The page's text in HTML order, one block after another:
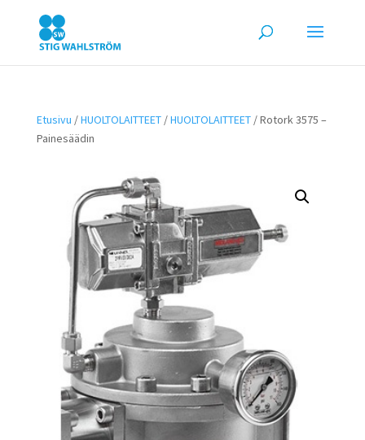
Etusivu /HUOLTOLAITTEET/HUOLTOLAITTEET/ Rotork 3575 –
Painesäädin